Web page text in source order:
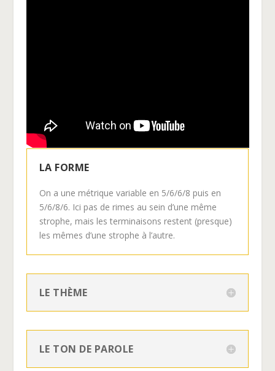
LA FORME
On a une métrique variable en 5/6/6/8 puis en
5/6/8/6. Ici pas de rimes au sein d’une même
strophe, mais les terminaisons restent (presque)
les mêmes d’une strophe à l’autre.
LE THÈME
LE TON DE PAROLE